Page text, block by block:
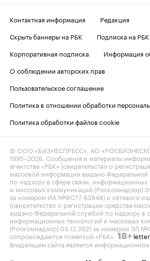
Контактная информация
Редакция
Скрыть баннеры на РБК
Подписка на РБК
Корпоративная подписка
Информация
О соблюдении авторских прав
Пользовательское соглашение
Политика в отношении обработки
Политика обработки файлов cookie
© ООО «БИЗНЕСПРЕСС», АО
1995–2026. Сообщения и материалы
агентства «РБК» (свидетельство о
массовой информации выдано Федеральной
по надзору в сфере связи, информационных
и массовых коммуникаций (Роскомнадзор)
за номером ИА №ФС77-63848) и сетевого
(свидетельство о регистрации средства
выдано Федеральной службой по надзору в
информационных технологий и массовых
(Роскомнадзор) 03.12.2021 за номером ЭЛ
сопровождаются пометкой «РБК». 18+
Владельцем сайта является